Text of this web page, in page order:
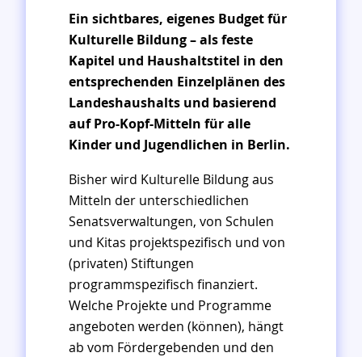
Ein sichtbares, eigenes Budget für
Kulturelle Bildung – als feste
Kapitel und Haushaltstitel in den
entsprechenden Einzelplänen des
Landeshaushalts und basierend
auf Pro-Kopf-Mitteln für alle
Kinder und Jugendlichen in Berlin.
Bisher wird Kulturelle Bildung aus
Mitteln der unterschiedlichen
Senatsverwaltungen, von Schulen
und Kitas projektspezifisch und von
(privaten) Stiftungen
programmspezifisch finanziert.
Welche Projekte und Programme
angeboten werden (können), hängt
ab vom Fördergebenden und den